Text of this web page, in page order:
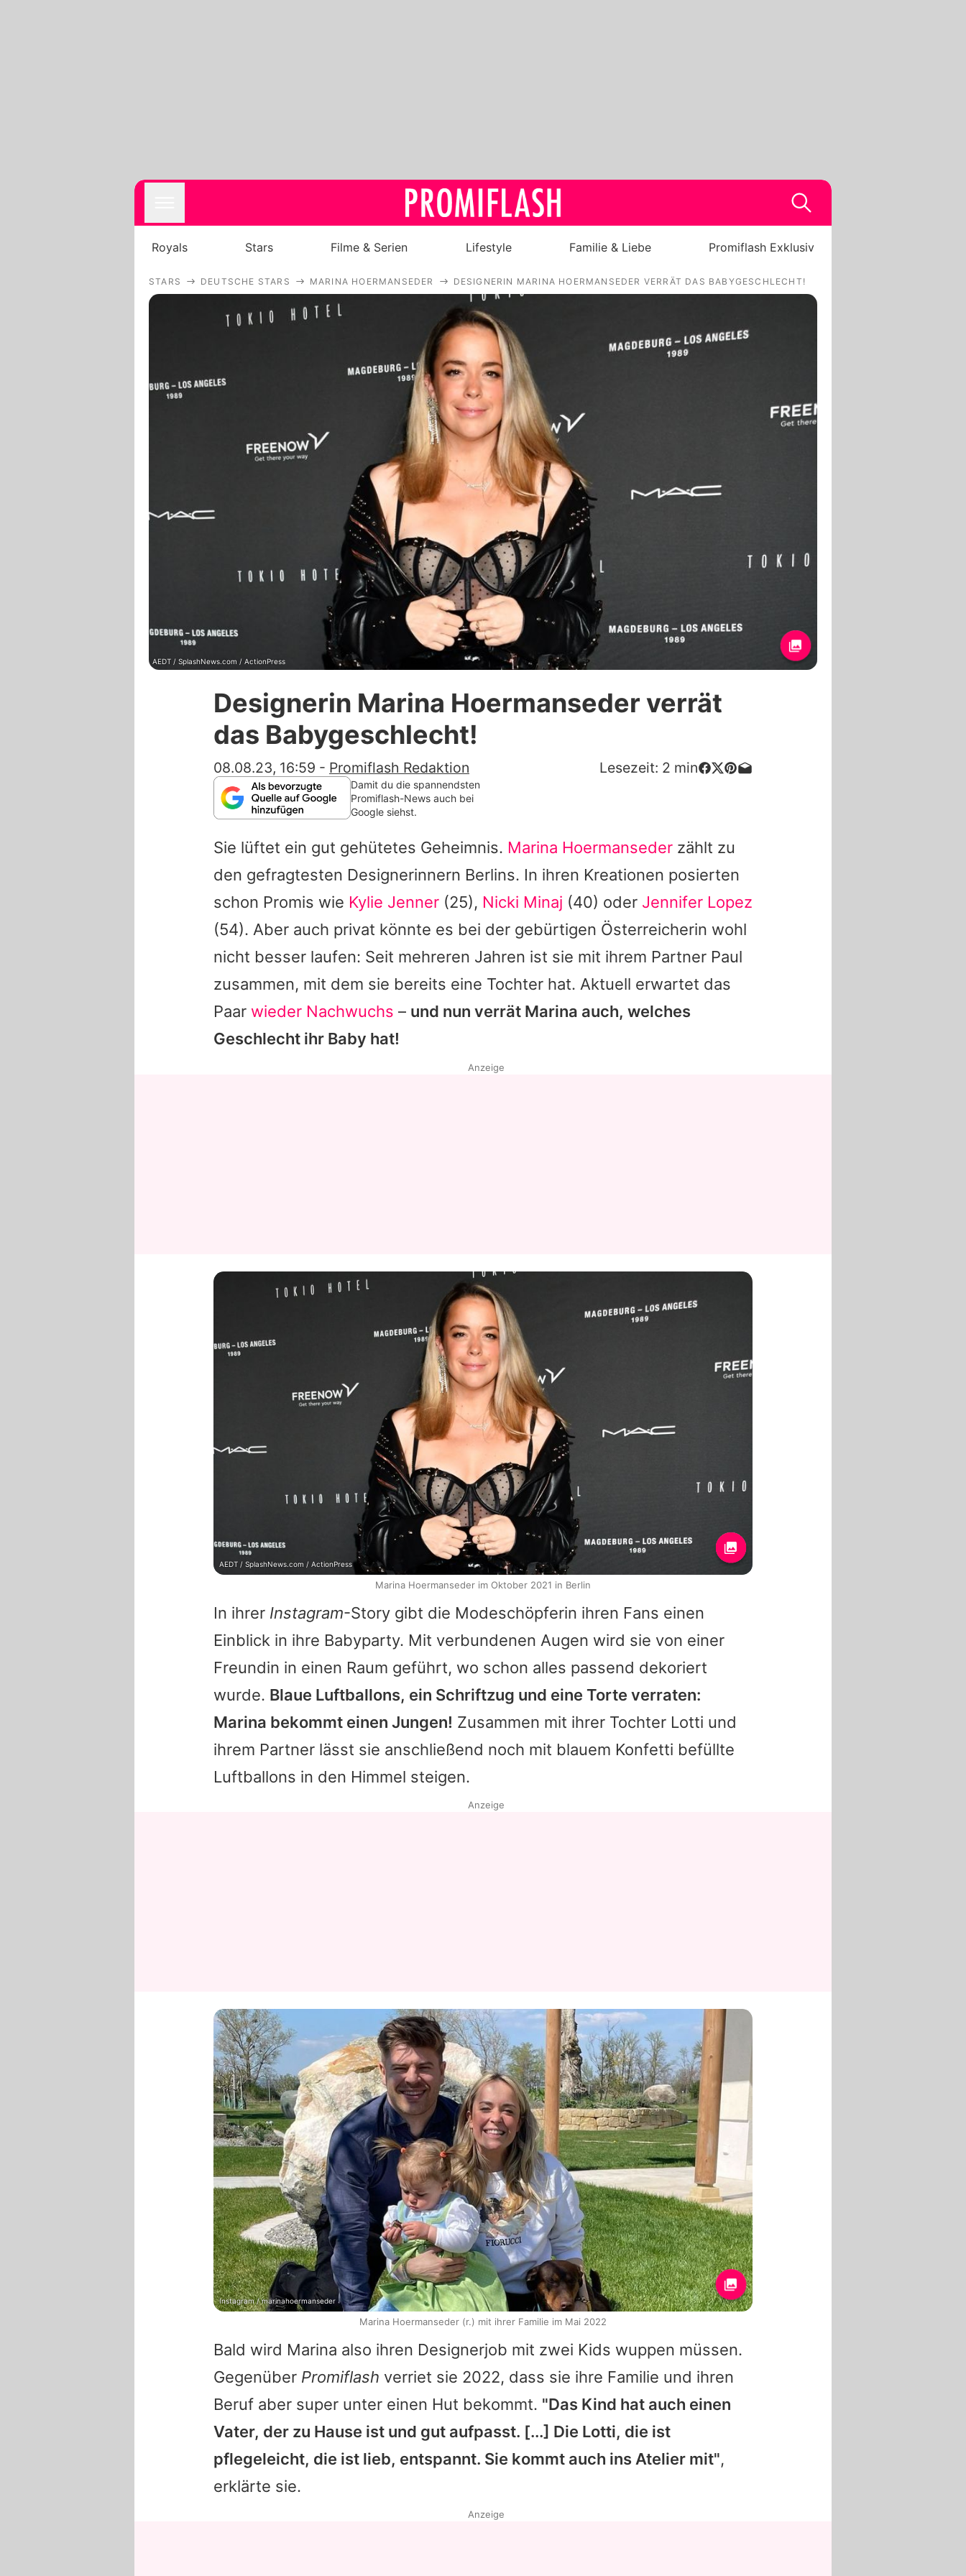
Royals
Stars
Filme & Serien
Lifestyle
Familie & Liebe
Promiflash Exklusiv
Alle Themen auf Promiflash
Jobs
App runterladen
Team
Redaktionelle Richtlinien
Impressum
Datenschutzerklärung
Nutzungsbedingungen
Utiq verwalten
Royals Stars Filme & Serien Lifestyle Familie & Liebe Promiflash Exklusiv
STARS DEUTSCHE STARS MARINA HOERMANSEDER DESIGNERIN MARINA HOERMANSEDER VERRÄT DAS BABYGESCHLECHT!
AEDT / SplashNews.com / ActionPress
Designerin Marina Hoermanseder verrät
das Babygeschlecht!
08.08.23, 16:59 - Promiflash Redaktion Lesezeit: 2 min
Damit du die spannendsten
Promiflash-News auch bei
Google siehst.
Sie lüftet ein gut gehütetes Geheimnis. Marina Hoermanseder zählt zu
den gefragtesten Designerinnern Berlins. In ihren Kreationen posierten
schon Promis wie Kylie Jenner (25), Nicki Minaj (40) oder Jennifer Lopez
(54). Aber auch privat könnte es bei der gebürtigen Österreicherin wohl
nicht besser laufen: Seit mehreren Jahren ist sie mit ihrem Partner Paul
zusammen, mit dem sie bereits eine Tochter hat. Aktuell erwartet das
Paar wieder Nachwuchs – und nun verrät Marina auch, welches
Geschlecht ihr Baby hat!
In ihrer Instagram-Story gibt die Modeschöpferin ihren Fans einen
Einblick in ihre Babyparty. Mit verbundenen Augen wird sie von einer
Freundin in einen Raum geführt, wo schon alles passend dekoriert
wurde. Blaue Luftballons, ein Schriftzug und eine Torte verraten:
Marina bekommt einen Jungen! Zusammen mit ihrer Tochter Lotti und
ihrem Partner lässt sie anschließend noch mit blauem Konfetti befüllte
Luftballons in den Himmel steigen.
Bald wird Marina also ihren Designerjob mit zwei Kids wuppen müssen.
Gegenüber Promiflash verriet sie 2022, dass sie ihre Familie und ihren
Beruf aber super unter einen Hut bekommt. "Das Kind hat auch einen
Vater, der zu Hause ist und gut aufpasst. [...] Die Lotti, die ist
pflegeleicht, die ist lieb, entspannt. Sie kommt auch ins Atelier mit",
erklärte sie.
Anzeige
AEDT / SplashNews.com / ActionPress
Marina Hoermanseder im Oktober 2021 in Berlin
Anzeige
Instagram / marinahoermanseder
Marina Hoermanseder (r.) mit ihrer Familie im Mai 2022
Anzeige